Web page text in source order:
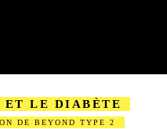
ET LE DIABÈTE
DE BEYOND TYPE 2